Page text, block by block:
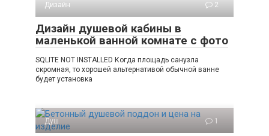
Дизайн
2
Дизайн душевой кабины в
маленькой ванной комнате с фото
SQLITE NOT INSTALLED Когда площадь санузла
скромная, то хорошей альтернативой обычной ванне
будет установка
Душ 1